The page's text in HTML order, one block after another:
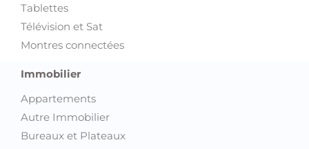
Tablettes
Télévision et Sat
Montres connectées
Immobilier
Appartements
Autre Immobilier
Bureaux et Plateaux